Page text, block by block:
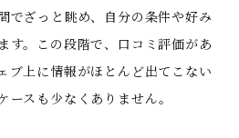
でざっと眺め、自分の条件や好み
。この段階で、 口コミ評価があ
ブ上に情報がほとんど出てこない
ースも少なくありません。